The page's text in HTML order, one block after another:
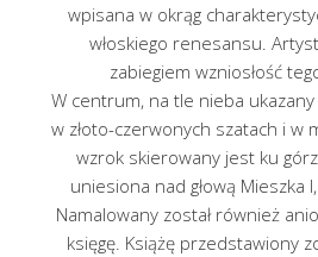
wpisana w okrąg
włoskiego renesansu.
zabiegiem wzniosłość
W centrum, na tle nieba ukazany
w złoto-czerwonych szatach i w
wzrok skierowany jest ku
uniesiona nad głową Mieszka
Namalowany został również
księgę. Książę przedstawiony